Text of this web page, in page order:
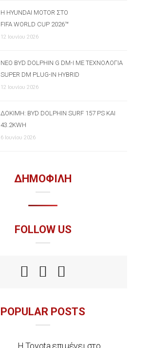
Η HYUNDAI MOTOR ΣΤΟ
FIFA WORLD CUP 2026™
12 Ιουνίου 2026
ΝΈΟ BYD DOLPHIN G DM-I ΜΕ ΤΕΧΝΟΛΟΓΊΑ
SUPER DM PLUG-IN HYBRID
12 Ιουνίου 2026
ΔΟΚΙΜΉ: BYD DOLPHIN SURF 157 PS ΚΑΙ
43.2KWH
6 Ιουνίου 2026
ΔΗΜΟΦΙΛΗ
FOLLOW US
POPULAR POSTS
Η Toyota επιμένει στο